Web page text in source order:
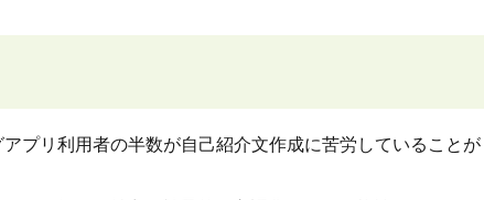
アプリ利用者の半数が自己紹介文作成に苦労していることが